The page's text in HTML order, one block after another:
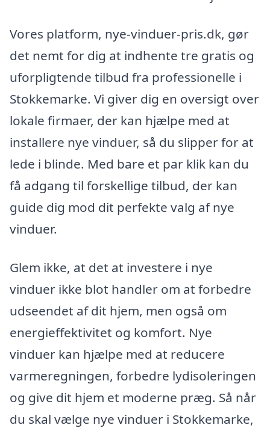
Vores platform, nye-vinduer-pris.dk, gør
det nemt for dig at indhente tre gratis og
uforpligtende tilbud fra professionelle i
Stokkemarke. Vi giver dig en oversigt over
lokale firmaer, der kan hjælpe med at
installere nye vinduer, så du slipper for at
lede i blinde. Med bare et par klik kan du
få adgang til forskellige tilbud, der kan
guide dig mod dit perfekte valg af nye
vinduer.
Glem ikke, at det at investere i nye
vinduer ikke blot handler om at forbedre
udseendet af dit hjem, men også om
energieffektivitet og komfort. Nye
vinduer kan hjælpe med at reducere
varmeregningen, forbedre lydisoleringen
og give dit hjem et moderne præg. Så når
du skal vælge nye vinduer i Stokkemarke,